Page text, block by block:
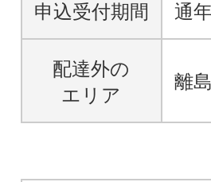
申込受付期間 通年
配達外の
エリア
離島